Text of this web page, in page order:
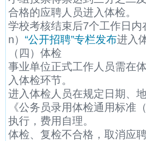
合格的应聘人员进入体检。
学校考核结束后7个工作日
n） “公开招聘”专栏发布进入
（四）体检
事业单位正式工作人员需在
入体检环节。
进入体检人员在规定日期、
《公务员录用体检通用标准
执行，费用自理。
体检、复检不合格，取消应